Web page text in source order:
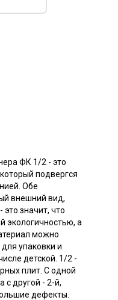
ФК 1/2 - это
подвергся
Обе
внешний вид,
значит, что
экологичностью, а
можно
упаковки и
детской. 1/2 -
плит. С одной
с другой - 2-й,
дефекты.